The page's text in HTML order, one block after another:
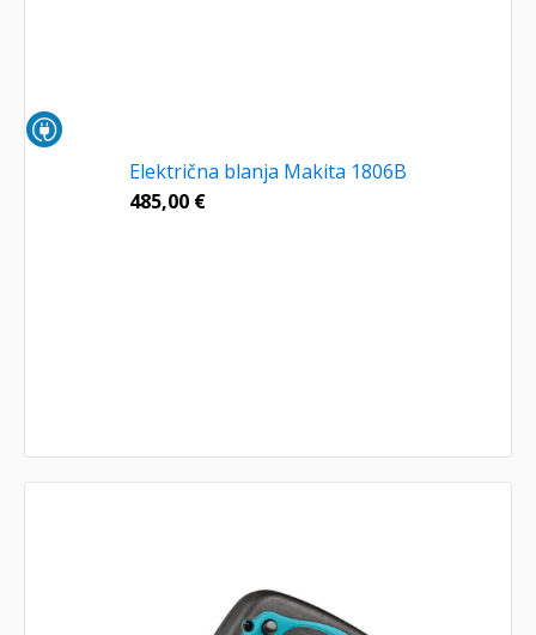
Električna blanja Makita 1806B
485,00 €